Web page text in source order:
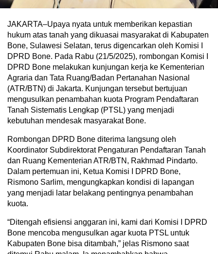
JAKARTA–Upaya nyata untuk memberikan kepastian
hukum atas tanah yang dikuasai masyarakat di Kabupaten
Bone, Sulawesi Selatan, terus digencarkan oleh Komisi I
DPRD Bone. Pada Rabu (21/5/2025), rombongan Komisi I
DPRD Bone melakukan kunjungan kerja ke Kementerian
Agraria dan Tata Ruang/Badan Pertanahan Nasional
(ATR/BTN) di Jakarta. Kunjungan tersebut bertujuan
mengusulkan penambahan kuota Program Pendaftaran
Tanah Sistematis Lengkap (PTSL) yang menjadi
kebutuhan mendesak masyarakat Bone.
Rombongan DPRD Bone diterima langsung oleh
Koordinator Subdirektorat Pengaturan Pendaftaran Tanah
dan Ruang Kementerian ATR/BTN, Rakhmad Pindarto.
Dalam pertemuan ini, Ketua Komisi I DPRD Bone,
Rismono Sarlim, mengungkapkan kondisi di lapangan
yang menjadi latar belakang pentingnya penambahan
kuota.
“Ditengah efisiensi anggaran ini, kami dari Komisi I DPRD
Bone mencoba mengusulkan agar kuota PTSL untuk
Kabupaten Bone bisa ditambah,” jelas Rismono saat